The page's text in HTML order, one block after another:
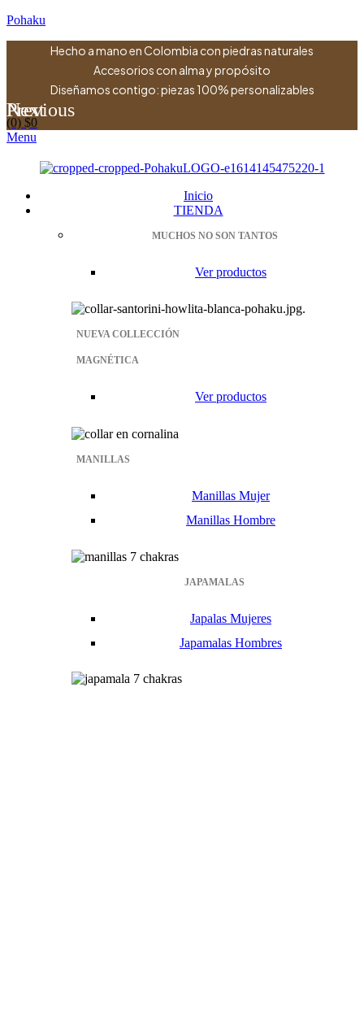
Pohaku
Hecho a mano en Colombia con piedras naturales
Accesorios con alma y propósito
Diseñamos contigo: piezas 100% personalizables
Previous
Next
(0) $0
Menu
Inicio
TIENDA
MUCHOS NO SON TANTOS
Ver productos
NUEVA COLLECCIÓN
MAGNÉTICA
Ver productos
MANILLAS
Manillas Mujer
Manillas Hombre
JAPAMALAS
Japalas Mujeres
Japamalas Hombres